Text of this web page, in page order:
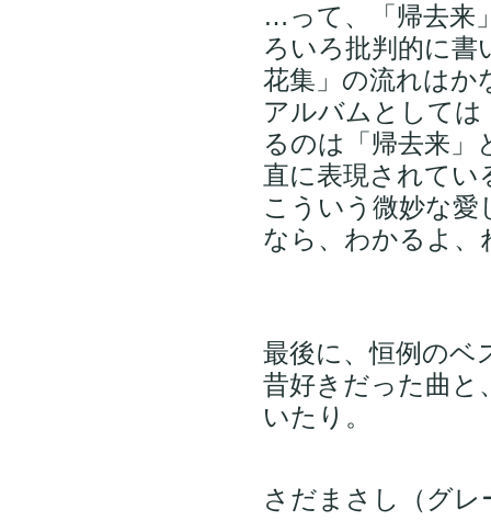
…って、「帰去来
ろいろ批判的に書
花集」の流れはか
アルバムとして
るのは「帰去来」
直に表現されてい
こういう微妙な
なら、わかるよ、
最後に、恒例のベ
昔好きだった曲と
いたり。
さだまさし（グレ